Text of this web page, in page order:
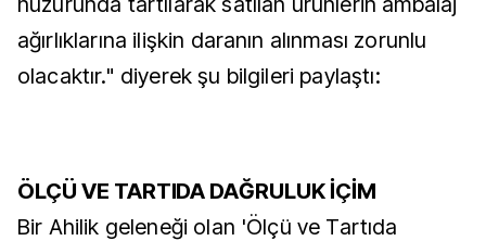
ağırlıklarına ilişkin daranın alınması zorunlu
olacaktır." diyerek şu bilgileri paylaştı:
ÖLÇÜ VE TARTIDA DAĞRULUK İÇİM
Bir Ahilik geleneği olan 'Ölçü ve Tartıda